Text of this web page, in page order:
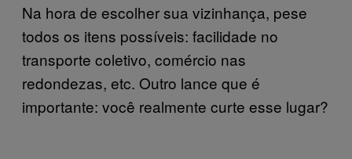
Na hora de escolher sua vizinhança, pese
todos os itens possíveis: facilidade no
transporte coletivo, comércio nas
redondezas, etc. Outro lance que é
importante: você realmente curte esse lugar?